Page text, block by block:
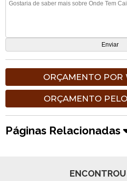
ORÇAMENTO POR
ORÇAMENTO
Páginas Relacionadas